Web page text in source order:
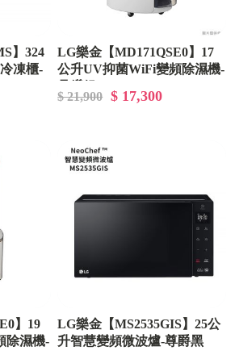
】324
凍櫃-
LG樂金【MD171QSE0】17
公升UV抑菌WiFi變頻除濕機-
$ 21,900 $ 17,300
】19
除濕機-
LG樂金【MS2535GIS】25公
升智慧變頻微波爐-尊爵黑